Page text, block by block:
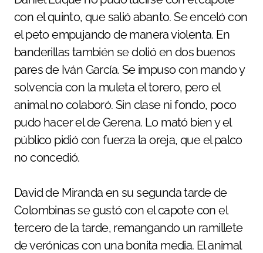
con el quinto, que salió abanto. Se enceló con
el peto empujando de manera violenta. En
banderillas también se dolió en dos buenos
pares de Iván García. Se impuso con mando y
solvencia con la muleta el torero, pero el
animal no colaboró. Sin clase ni fondo, poco
pudo hacer el de Gerena. Lo mató bien y el
público pidió con fuerza la oreja, que el palco
no concedió.
David de Miranda en su segunda tarde de
Colombinas se gustó con el capote con el
tercero de la tarde, remangando un ramillete
de verónicas con una bonita media. El animal